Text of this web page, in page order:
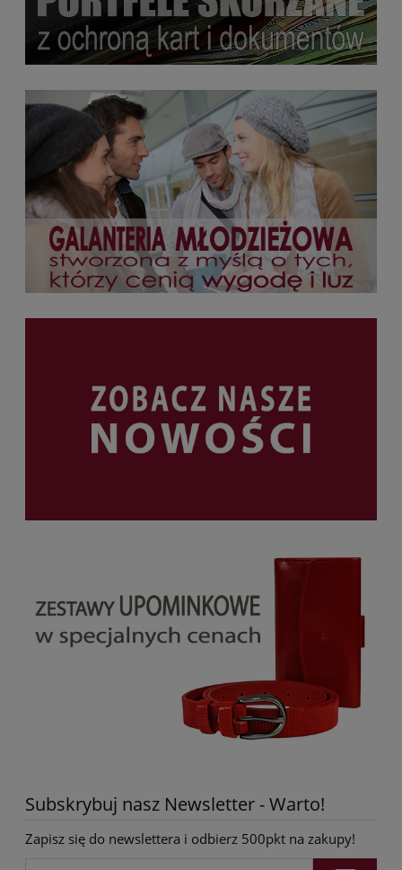
Subskrybuj nasz Newsletter - Warto!
Zapisz się do newslettera i odbierz 500pkt na zakupy!